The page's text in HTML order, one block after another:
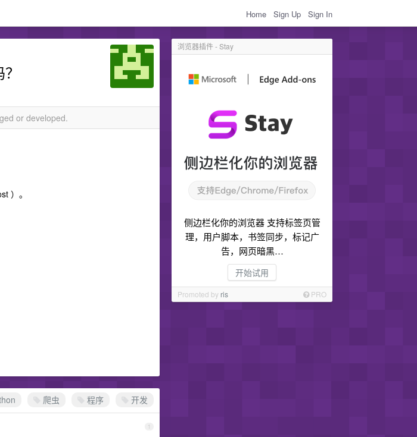
Home Sign Up Sign In
浏览器插件 - Stay
侧边栏化你的浏览器 支持标签页管
理，用户脚本，书签同步，标记广
告，网页暗黑…
开始试用
Promoted by ris PRO
or developed.
）。
爬虫 程序 开发
1